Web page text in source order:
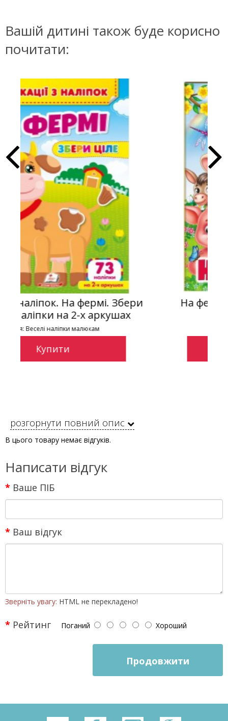
Вашій дитині також буде корисно
почитати:
На фермі. Навколишній світ для
малюків
розгорнути повний опис
В цього товару немає відгуків.
Написати відгук
Ваше ПІБ
Ваш відгук
Зверніть увагу: HTML не перекладено!
Рейтинг Поганий Хороший
Продовжити